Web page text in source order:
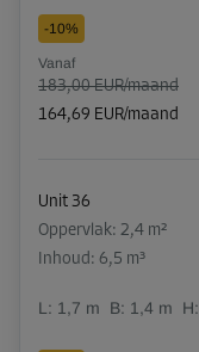
-10%
Vanaf
183,00 EUR/maand
164,69 EUR/maand
Unit 36
Oppervlak: 2,4 m²
Inhoud: 6,5 m³
L: 1,7 m B: 1,4 m H: